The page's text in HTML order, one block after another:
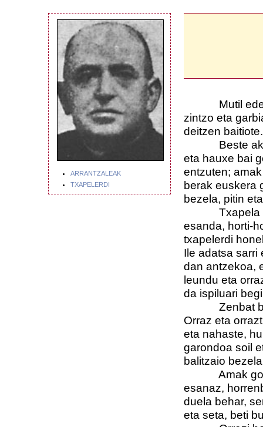
ARRANTZALEAK
TXAPELERDI
Mutil ederra
zintzo eta
deitzen baitiote.
Beste akats
eta hauxe bai
entzuten;
berak euskera
bezela, pitin
Txapela
esanda, horti-
txapelerdi
Ile adatsa sarri
dan antzekoa,
leundu eta
da ispiluari
Zenbat
Orraz eta
eta nahaste,
garondoa soil
balitzaio
Amak gogor
esanaz,
duela behar,
eta seta, beti